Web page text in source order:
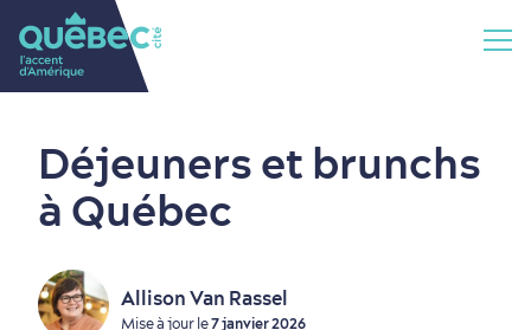
Déjeuners et brunchs
à Québec
Allison Van Rassel
Mise à jour le7 janvier 2026